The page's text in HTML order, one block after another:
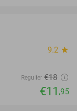
9.2 star
Regulier €18
€11 ,95